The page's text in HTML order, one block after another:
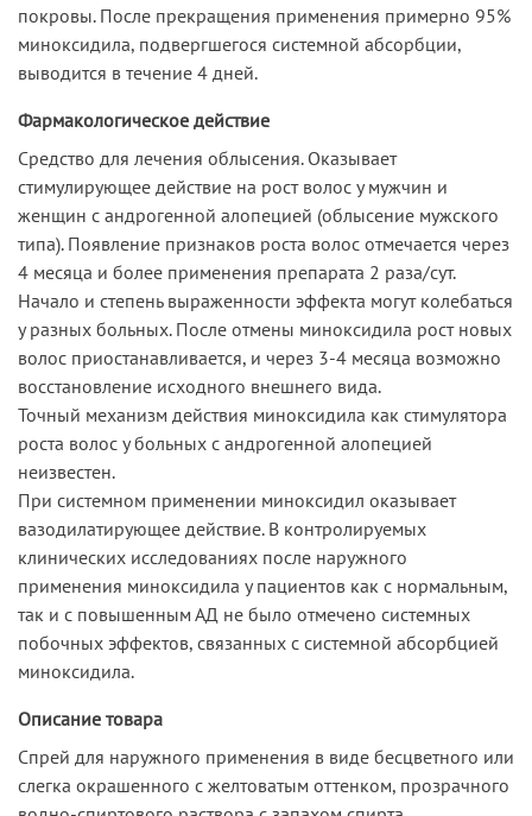
покровы. После прекращения применения примерно 95%
миноксидила, подвергшегося системной абсорбции,
выводится в течение 4 дней.
Фармакологическое действие
Средство для лечения облысения. Оказывает
стимулирующее действие на рост волос у мужчин и
женщин с андрогенной алопецией (облысение мужского
типа). Появление признаков роста волос отмечается через
4 месяца и более применения препарата 2 раза/сут.
Начало и степень выраженности эффекта могут колебаться
у разных больных. После отмены миноксидила рост новых
волос приостанавливается, и через 3-4 месяца возможно
восстановление исходного внешнего вида.
Точный механизм действия миноксидила как стимулятора
роста волос у больных с андрогенной алопецией
неизвестен.
При системном применении миноксидил оказывает
вазодилатирующее действие. В контролируемых
клинических исследованиях после наружного
применения миноксидила у пациентов как с нормальным,
так и с повышенным АД не было отмечено системных
побочных эффектов, связанных с системной абсорбцией
миноксидила.
Описание товара
Спрей для наружного применения в виде бесцветного или
слегка окрашенного с желтоватым оттенком, прозрачного